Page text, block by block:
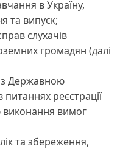
в Україну,
та випуск;
слухачів
громадян (далі
з Державною
реєстрації
виконання вимог
та збереження,